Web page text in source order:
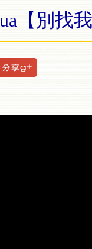
【別找